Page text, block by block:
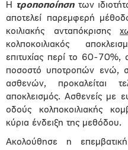
Η
τροποποίησητων
αποτελεί παρεμφερή
κοιλιακής ανταπόκρισης
κολποκοιλιακός
επιτυχίας περί το 60-70%,
ποσοστό υποτροπών ενώ,
ασθενών, προκαλείται
αποκλεισμός. Ασθενείς με
οδούς κολποκοιλιακής
κύρια ένδειξη της μεθόδου.
Ακολούθησε η